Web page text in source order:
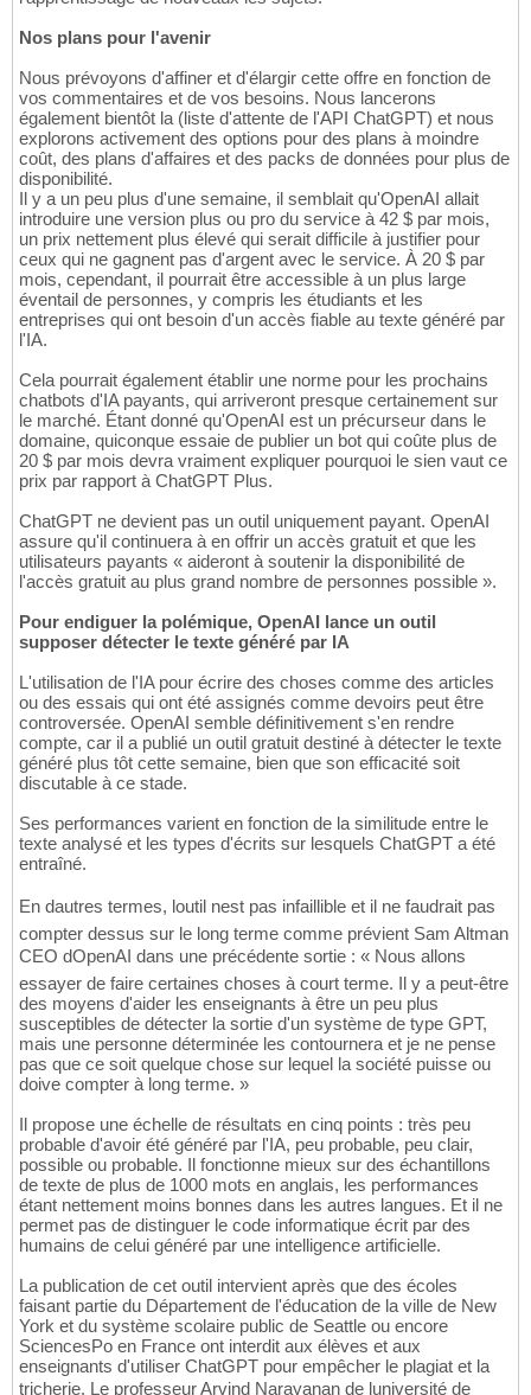
Nos plans pour l'avenir
Nous prévoyons d'affiner et d'élargir cette offre en fonction de
vos commentaires et de vos besoins. Nous lancerons
également bientôt la (liste d'attente de l'API ChatGPT) et nous
explorons activement des options pour des plans à moindre
coût, des plans d'affaires et des packs de données pour plus de
disponibilité.
Il y a un peu plus d'une semaine, il semblait qu'OpenAI allait
introduire une version plus ou pro du service à 42 $ par mois,
un prix nettement plus élevé qui serait difficile à justifier pour
ceux qui ne gagnent pas d'argent avec le service. À 20 $ par
mois, cependant, il pourrait être accessible à un plus large
éventail de personnes, y compris les étudiants et les
entreprises qui ont besoin d'un accès fiable au texte généré par
l'IA.
Cela pourrait également établir une norme pour les prochains
chatbots d'IA payants, qui arriveront presque certainement sur
le marché. Étant donné qu'OpenAI est un précurseur dans le
domaine, quiconque essaie de publier un bot qui coûte plus de
20 $ par mois devra vraiment expliquer pourquoi le sien vaut ce
prix par rapport à ChatGPT Plus.
ChatGPT ne devient pas un outil uniquement payant. OpenAI
assure qu'il continuera à en offrir un accès gratuit et que les
utilisateurs payants « aideront à soutenir la disponibilité de
l'accès gratuit au plus grand nombre de personnes possible ».
Pour endiguer la polémique, OpenAI lance un outil
supposer détecter le texte généré par IA
L'utilisation de l'IA pour écrire des choses comme des articles
ou des essais qui ont été assignés comme devoirs peut être
controversée. OpenAI semble définitivement s'en rendre
compte, car il a publié un outil gratuit destiné à détecter le texte
généré plus tôt cette semaine, bien que son efficacité soit
discutable à ce stade.
Ses performances varient en fonction de la similitude entre le
texte analysé et les types d'écrits sur lesquels ChatGPT a été
entraîné.
En dautres termes, loutil nest pas infaillible et il ne faudrait pas
compter dessus sur le long terme comme prévient Sam Altman
CEO dOpenAI dans une précédente sortie : « Nous allons
essayer de faire certaines choses à court terme. Il y a peut-être
des moyens d'aider les enseignants à être un peu plus
susceptibles de détecter la sortie d'un système de type GPT,
mais une personne déterminée les contournera et je ne pense
pas que ce soit quelque chose sur lequel la société puisse ou
doive compter à long terme. »
Il propose une échelle de résultats en cinq points : très peu
probable d'avoir été généré par l'IA, peu probable, peu clair,
possible ou probable. Il fonctionne mieux sur des échantillons
de texte de plus de 1000 mots en anglais, les performances
étant nettement moins bonnes dans les autres langues. Et il ne
permet pas de distinguer le code informatique écrit par des
humains de celui généré par une intelligence artificielle.
La publication de cet outil intervient après que des écoles
faisant partie du Département de l'éducation de la ville de New
York et du système scolaire public de Seattle ou encore
SciencesPo en France ont interdit aux élèves et aux
enseignants d'utiliser ChatGPT pour empêcher le plagiat et la
tricherie. Le professeur Arvind Narayanan de luniversité de